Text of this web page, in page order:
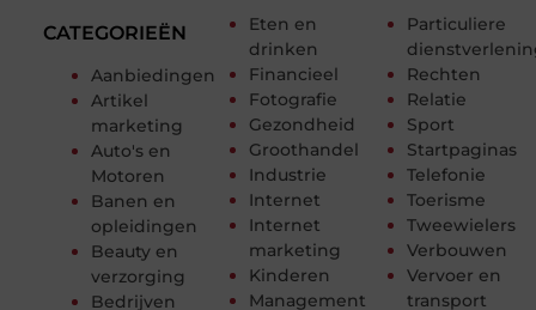
CATEGORIEËN
Aanbiedingen
Artikel
marketing
Auto's en
Motoren
Banen en
opleidingen
Beauty en
verzorging
Bedrijven
Eten en
drinken
Financieel
Fotografie
Gezondheid
Groothandel
Industrie
Internet
Internet
marketing
Kinderen
Management
Particuliere
Rechten
Relatie
Sport
Startpaginas
Telefonie
Toerisme
Tweewielers
Verbouwen
Vervoer en
transport